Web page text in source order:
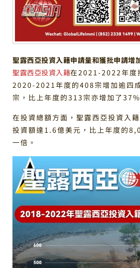
聖露西亞投資入籍申請量和獲批申請增
聖露西亞投資入籍在2021-2022年度
2020-2021年度的408宗增加逾四
宗，比上年度的313宗亦增加了37%
在投資總額方面，聖露西亞投資入
投資額達1.6億美元，比上年度的
一倍。